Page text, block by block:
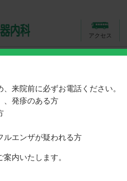
アクセス
内科・呼吸器内科
「医師紹介」
師紹介
来院前に必ずお電話ください。
、発疹のある方
ルエンザが疑われる方
内いたします。